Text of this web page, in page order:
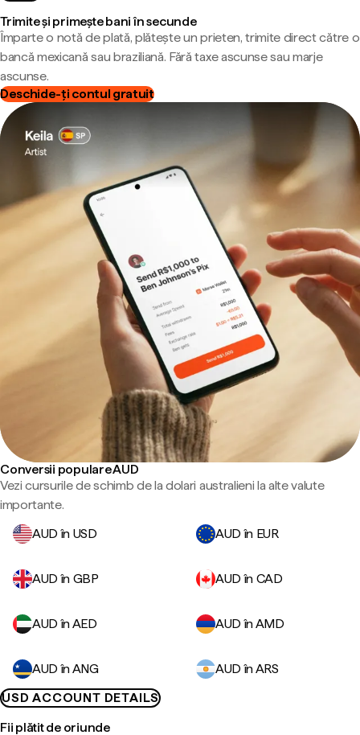
Trimite și primește bani în secunde
Împarte o notă de plată, plătește un prieten, trimite direct către o
bancă mexicană sau braziliană. Fără taxe ascunse sau marje
ascunse.
Deschide-ți contul gratuit
Conversii populare AUD
Vezi cursurile de schimb de la dolari australieni la alte valute
importante.
AUD în USD
AUD în EUR
AUD în GBP AUD în CAD
AUD în AED AUD în AMD
AUD în ANG
AUD în ARS
USD ACCOUNT DETAILS
Fii plătit de oriunde